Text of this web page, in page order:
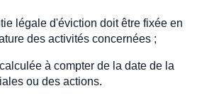
légale d'éviction doit être fixée en
des activités concernées ;
à compter de la date de la
ou des actions.